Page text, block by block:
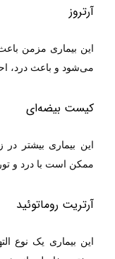
آرتروز
این بیماری مزمن
می‌شود و باعث درد،
کیست بیضه‌ای
ممکن است با درد و
آرتریت روماتوئید
این بیماری یک نوع